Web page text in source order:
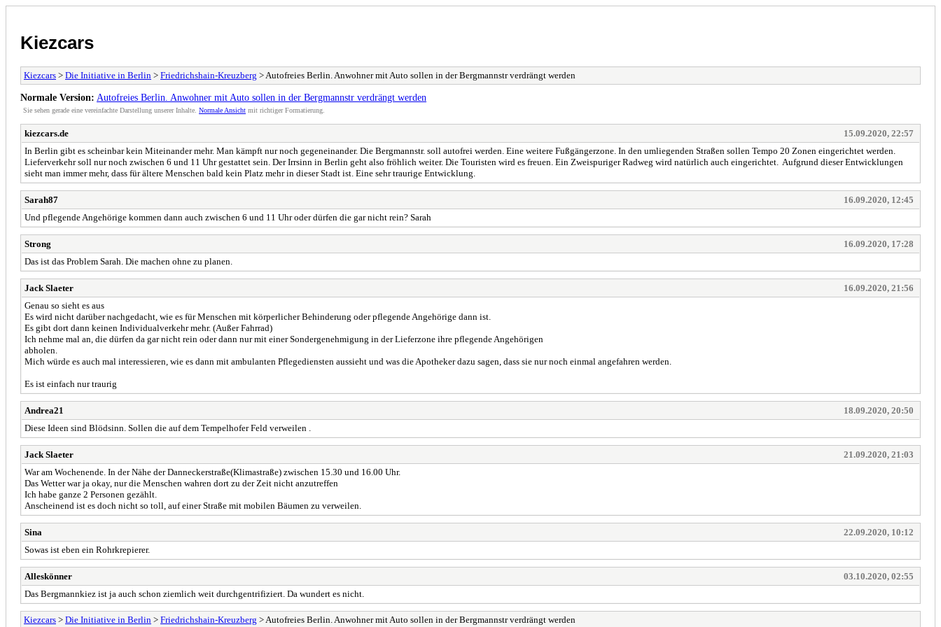
Kiezcars
Kiezcars > Die Initiative in Berlin > Friedrichshain-Kreuzberg > Autofreies Berlin. Anwohner mit Auto sollen in der Bergmannstr verdrängt werden
Normale Version: Autofreies Berlin. Anwohner mit Auto sollen in der Bergmannstr verdrängt werden
Sie sehen gerade eine vereinfachte Darstellung unserer Inhalte. Normale Ansicht mit richtiger Formatierung.
kiezcars.de
15.09.2020, 22:57
In Berlin gibt es scheinbar kein Miteinander mehr. Man kämpft nur noch gegeneinander. Die Bergmannstr. soll autofrei werden. Eine weitere Fußgängerzone. In den umliegenden Straßen sollen Tempo 20 Zonen eingerichtet werden.
Lieferverkehr soll nur noch zwischen 6 und 11 Uhr gestattet sein. Der Irrsinn in Berlin geht also fröhlich weiter. Die Touristen wird es freuen. Ein Zweispuriger Radweg wird natürlich auch eingerichtet. Aufgrund dieser Entwicklungen
sieht man immer mehr, dass für ältere Menschen bald kein Platz mehr in dieser Stadt ist. Eine sehr traurige Entwicklung.
Sarah87
16.09.2020, 12:45
Und pflegende Angehörige kommen dann auch zwischen 6 und 11 Uhr oder dürfen die gar nicht rein? Sarah
Strong
16.09.2020, 17:28
Das ist das Problem Sarah. Die machen ohne zu planen.
Jack Slaeter
16.09.2020, 21:56
Genau so sieht es aus
Es wird nicht darüber nachgedacht, wie es für Menschen mit körperlicher Behinderung oder pflegende Angehörige dann ist.
Es gibt dort dann keinen Individualverkehr mehr. (Außer Fahrrad)
Ich nehme mal an, die dürfen da gar nicht rein oder dann nur mit einer Sondergenehmigung in der Lieferzone ihre pflegende Angehörigen
abholen.
Mich würde es auch mal interessieren, wie es dann mit ambulanten Pflegediensten aussieht und was die Apotheker dazu sagen, dass sie nur noch einmal angefahren werden.
Es ist einfach nur traurig
Andrea21
18.09.2020, 20:50
Diese Ideen sind Blödsinn. Sollen die auf dem Tempelhofer Feld verweilen .
Jack Slaeter
21.09.2020, 21:03
War am Wochenende. In der Nähe der Danneckerstraße(Klimastraße) zwischen 15.30 und 16.00 Uhr.
Das Wetter war ja okay, nur die Menschen wahren dort zu der Zeit nicht anzutreffen
Ich habe ganze 2 Personen gezählt.
Anscheinend ist es doch nicht so toll, auf einer Straße mit mobilen Bäumen zu verweilen.
Sina
22.09.2020, 10:12
Sowas ist eben ein Rohrkrepierer.
Alleskönner
03.10.2020, 02:55
Das Bergmannkiez ist ja auch schon ziemlich weit durchgentrifiziert. Da wundert es nicht.
Kiezcars > Die Initiative in Berlin > Friedrichshain-Kreuzberg > Autofreies Berlin. Anwohner mit Auto sollen in der Bergmannstr verdrängt werden